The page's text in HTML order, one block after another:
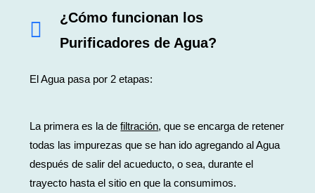
¿Cómo funcionan los
Purificadores de Agua?
El Agua pasa por 2 etapas:
La primera es la defiltración, que se encarga de retener
todas las impurezas que se han ido agregando al Agua
después de salir del acueducto, o sea, durante el
trayecto hasta el sitio en que la consumimos.